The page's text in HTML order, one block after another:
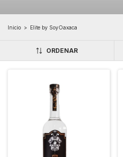
Inicio > Elite by SoyOaxaca
ORDENAR